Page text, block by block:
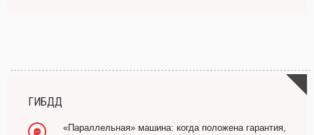
ГИБДД
«Параллельная» машина: когда положена гарантия,